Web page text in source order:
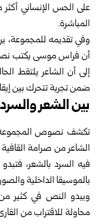
على الحس الإنساني
المباشرة.
وفي تقديمه للمجموعة،
أن فراس موسى يكتب
إلى أن الشاعر يلتقط
ضمن تجربة تتحرك بين
بين الشعر والسرد
تكشف نصوص
الشاعر من صرامة
فيه السرد بالشعر،
بالموسيقا الداخلية
ويبدو النص في كثير من
محاولة للاقتراب من